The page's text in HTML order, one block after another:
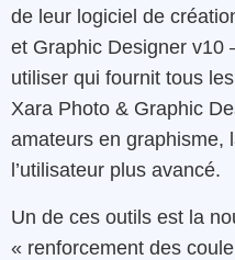
de leur logiciel de
et Graphic Designer v10
utiliser qui fournit tous les
Xara Photo & Graphic
amateurs en graphisme,
l’utilisateur plus avancé.
Un de ces outils est la
« renforcement des